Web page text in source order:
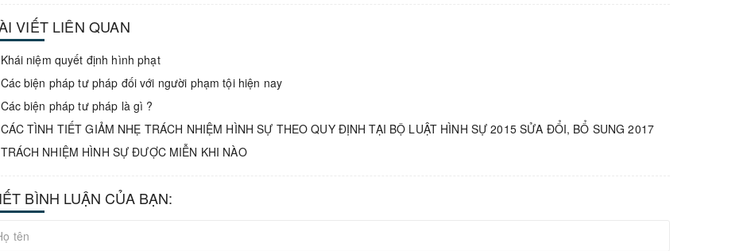
VIẾT LIÊN QUAN
Khái niệm quyết định hình phạt
Các biện pháp tư pháp đối với người phạm tội hiện nay
Các biện pháp tư pháp là gì ?
CÁC TÌNH TIẾT GIẢM NHẸ TRÁCH NHIỆM HÌNH SỰ THEO QUY ĐỊNH TẠI BỘ LUẬT HÌNH SỰ 2015 SỬA ĐỔI, BỔ SUNG 2017
TRÁCH NHIỆM HÌNH SỰ ĐƯỢC MIỄN KHI NÀO
BÌNH LUẬN CỦA BẠN: